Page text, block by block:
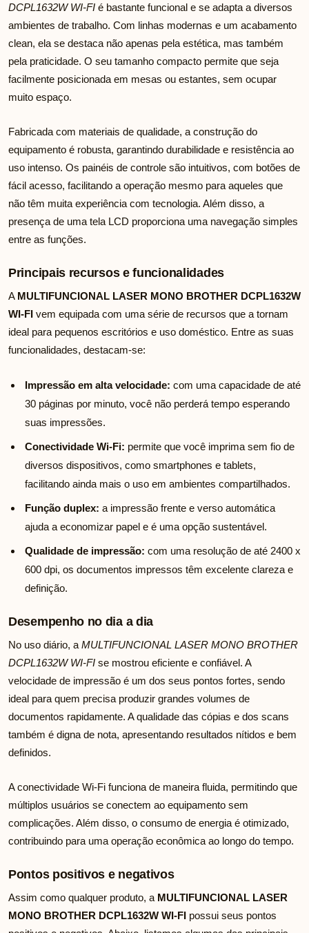
DCPL1632W WI-FI é bastante funcional e se adapta a diversos
ambientes de trabalho. Com linhas modernas e um acabamento
clean, ela se destaca não apenas pela estética, mas também
pela praticidade. O seu tamanho compacto permite que seja
facilmente posicionada em mesas ou estantes, sem ocupar
muito espaço.
Fabricada com materiais de qualidade, a construção do
equipamento é robusta, garantindo durabilidade e resistência ao
uso intenso. Os painéis de controle são intuitivos, com botões de
fácil acesso, facilitando a operação mesmo para aqueles que
não têm muita experiência com tecnologia. Além disso, a
presença de uma tela LCD proporciona uma navegação simples
entre as funções.
Principais recursos e funcionalidades
A MULTIFUNCIONAL LASER MONO BROTHER DCPL1632W
WI-FI vem equipada com uma série de recursos que a tornam
ideal para pequenos escritórios e uso doméstico. Entre as suas
funcionalidades, destacam-se:
Impressão em alta velocidade: com uma capacidade de até
30 páginas por minuto, você não perderá tempo esperando
suas impressões.
Conectividade Wi-Fi: permite que você imprima sem fio de
diversos dispositivos, como smartphones e tablets,
facilitando ainda mais o uso em ambientes compartilhados.
Função duplex: a impressão frente e verso automática
ajuda a economizar papel e é uma opção sustentável.
Qualidade de impressão: com uma resolução de até 2400 x
600 dpi, os documentos impressos têm excelente clareza e
definição.
Desempenho no dia a dia
No uso diário, a MULTIFUNCIONAL LASER MONO BROTHER
DCPL1632W WI-FI se mostrou eficiente e confiável. A
velocidade de impressão é um dos seus pontos fortes, sendo
ideal para quem precisa produzir grandes volumes de
documentos rapidamente. A qualidade das cópias e dos scans
também é digna de nota, apresentando resultados nítidos e bem
definidos.
A conectividade Wi-Fi funciona de maneira fluida, permitindo que
múltiplos usuários se conectem ao equipamento sem
complicações. Além disso, o consumo de energia é otimizado,
contribuindo para uma operação econômica ao longo do tempo.
Pontos positivos e negativos
Assim como qualquer produto, a MULTIFUNCIONAL LASER
MONO BROTHER DCPL1632W WI-FI possui seus pontos